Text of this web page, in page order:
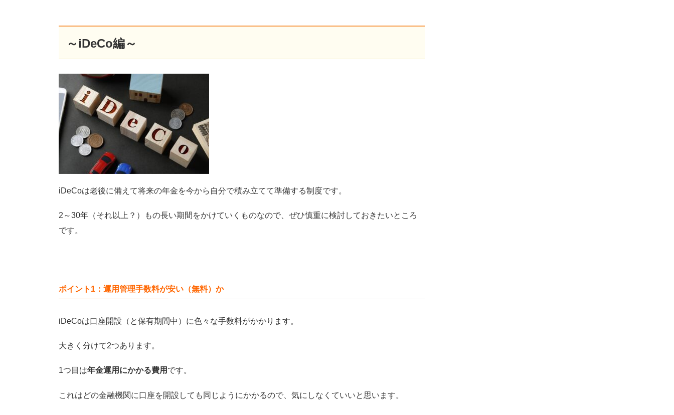
～iDeCo編～
iDeCoは老後に備えて将来の年金を今から自分で積み立てて準備する制度です。
2～30年（それ以上？）もの長い期間をかけていくものなので、ぜひ慎重に検討しておきたいところ
です。
ポイント1：運用管理手数料が安い（無料）か
iDeCoは口座開設（と保有期間中）に色々な手数料がかかります。
大きく分けて2つあります。
1つ目は年金運用にかかる費用 です。
これはどの金融機関に口座を開設しても同じようにかかるので、気にしなくていいと思います。